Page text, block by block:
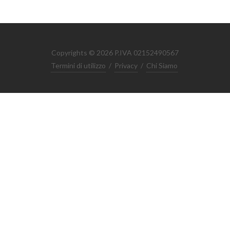
Copyrights © 2026 P.IVA 02152490567
Termini di utilizzo / Privacy / Chi Siamo